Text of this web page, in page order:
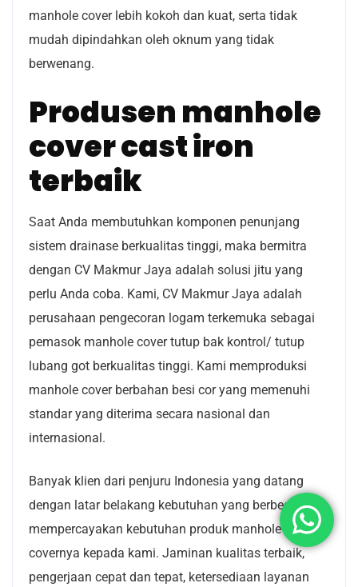
manhole cover lebih kokoh dan kuat, serta tidak
mudah dipindahkan oleh oknum yang tidak
berwenang.
Produsen manhole
cover cast iron
terbaik
Saat Anda membutuhkan komponen penunjang
sistem drainase berkualitas tinggi, maka bermitra
dengan CV Makmur Jaya adalah solusi jitu yang
perlu Anda coba. Kami, CV Makmur Jaya adalah
perusahaan pengecoran logam terkemuka sebagai
pemasok manhole cover tutup bak kontrol/ tutup
lubang got berkualitas tinggi. Kami memproduksi
manhole cover berbahan besi cor yang memenuhi
standar yang diterima secara nasional dan
internasional.
Banyak klien dari penjuru Indonesia yang datang
dengan latar belakang kebutuhan yang berbeda telah
mempercayakan kebutuhan produk manhole
covernya kepada kami. Jaminan kualitas terbaik,
pengerjaan cepat dan tepat, ketersediaan layanan